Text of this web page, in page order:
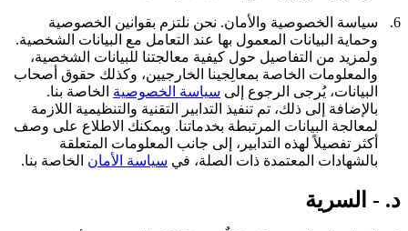
6. سياسة الخصوصية والأمان. نحن نلتزم بقوانين الخصوصية
وحماية البيانات المعمول بها عند التعامل مع البيانات الشخصية.
ولمزيد من التفاصيل حول كيفية معالجتنا للبيانات الشخصية،
والمعلومات الخاصة بمعالِجينا الخارجيين، وكذلك حقوق أصحاب
البيانات، يُرجى الرجوع إلى سياسة الخصوصية الخاصة بنا.
بالإضافة إلى ذلك، تم تنفيذ التدابير التقنية والتنظيمية اللازمة
لمعالجة البيانات المرتبطة بخدماتنا. ويمكنك الاطلاع على وصف
أكثر تفصيلاً لهذه التدابير، إلى جانب المعلومات المتعلقة
بالشهادات المعتمدة ذات الصلة، في سياسة الأمان الخاصة بنا.
د. - السرية